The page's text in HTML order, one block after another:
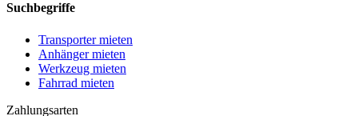
Suchbegriffe
Transporter mieten
Anhänger mieten
Werkzeug mieten
Fahrrad mieten
Zahlungsarten